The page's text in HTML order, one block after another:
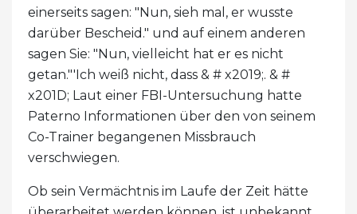
einerseits sagen: "Nun, sieh mal, er wusste
darüber Bescheid." und auf einem anderen
sagen Sie: "Nun, vielleicht hat er es nicht
getan."'Ich weiß nicht, dass & # x2019;. & #
x201D; Laut einer FBI-Untersuchung hatte
Paterno Informationen über den von seinem
Co-Trainer begangenen Missbrauch
verschwiegen.
Ob sein Vermächtnis im Laufe der Zeit hätte